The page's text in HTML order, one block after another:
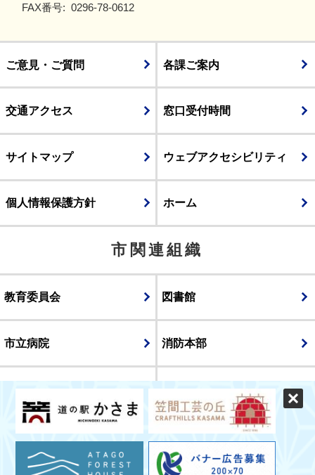
FAX番号: 0296-78-0612
ご意見・ご質問 各課ご案内
交通アクセス 窓口受付時間
サイトマップ ウェブアクセシビリティ
個人情報保護方針 ホーム
市関連組織
教育委員会 図書館
市立病院 消防本部
議会
表示 スマートフォン版 パソコン版